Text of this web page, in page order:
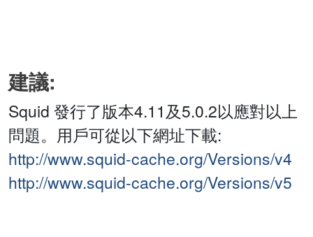
建議:
Squid 發行了版本4.11及5.0.2以應對以上
問題。用戶可從以下網址下載:
http://www.squid-cache.org/Versions/v4
http://www.squid-cache.org/Versions/v5